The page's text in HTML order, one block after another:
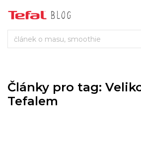
Články pro tag:
Tefalem